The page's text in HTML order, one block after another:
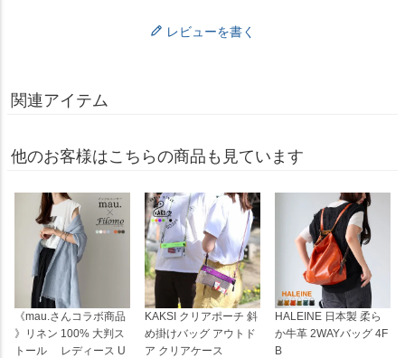
レビューを書く
関連アイテム
他のお客様はこちらの商品も見ています
《mau.さんコラボ商品
》リネン 100% 大判ス
トール レディース U
KAKSI クリアポーチ 斜
め掛けバッグ アウトド
ア クリアケース
HALEINE 日本製 柔ら
か牛革 2WAYバッグ 4F
B